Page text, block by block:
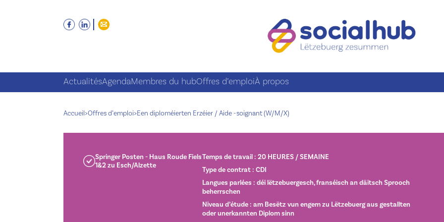
ActualitésAgendaMembres du hubOffres d’emploiÀ propos
Accueil>Offres d’emploi>Een diploméierten Erzéier / Aide -soignant (W/M/X)
Springer Posten - Haus Roude Fiels
1&2 zu Esch/Alzette
Temps de travail : 20 HEURES / SEMAINE
Type de contrat : CDI
Langues parlées : déi lëtzebuergesch, franséisch an däitsch Sprooch
beherrschen
Niveau d’étude : am Besëtz vun engem zu Lëtzebuerg aus gestallten
oder unerkannten Diplom sinn